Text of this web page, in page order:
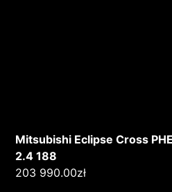
Mitsubishi Eclipse Cross
2.4 188
203 990.00zł